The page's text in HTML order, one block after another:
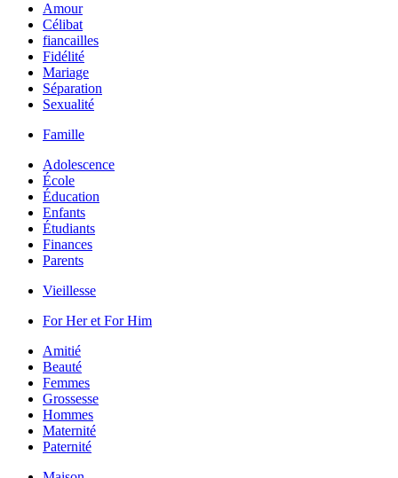
Amour
Célibat
fiancailles
Fidélité
Mariage
Séparation
Sexualité
Famille
Adolescence
École
Éducation
Enfants
Étudiants
Finances
Parents
Vieillesse
For Her et For Him
Amitié
Beauté
Femmes
Grossesse
Hommes
Maternité
Paternité